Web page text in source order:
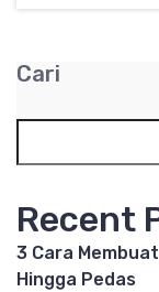
Cari
Recent
3 Cara
Hingga Pedas